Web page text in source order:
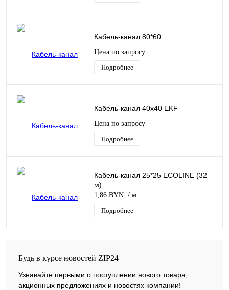
Кабель-канал 80*60
Цена по запросу
Подробнее
Кабель-канал 40х40 EKF
Цена по запросу
Подробнее
Кабель-канал 25*25 EСOLINE (32
м)
1,86 BYN. / м
Подробнее
Будь в курсе новостей ZIP24
Узнавайте первыми о поступлении нового товара,
акционных предложениях и новостях компании!